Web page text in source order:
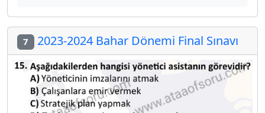
7 2023-2024 Bahar Dönemi Final Sınavı